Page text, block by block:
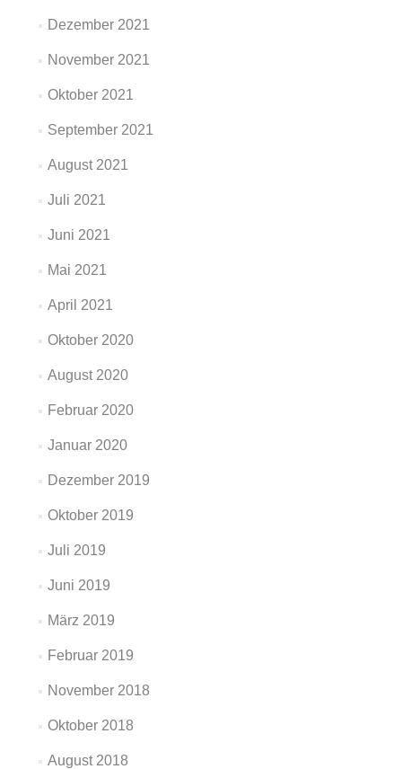
Dezember 2021
November 2021
Oktober 2021
September 2021
August 2021
Juli 2021
Juni 2021
Mai 2021
April 2021
Oktober 2020
August 2020
Februar 2020
Januar 2020
Dezember 2019
Oktober 2019
Juli 2019
Juni 2019
März 2019
Februar 2019
November 2018
Oktober 2018
August 2018